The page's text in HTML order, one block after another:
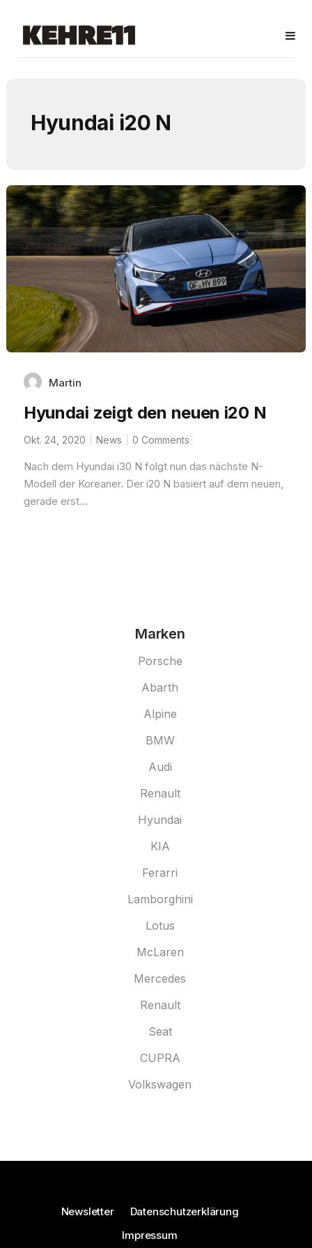
Hyundai i20 N
Martin
Hyundai zeigt den neuen i20 N
Okt. 24, 2020 News 0 Comments
Nach dem Hyundai i30 N folgt nun das nächste N-
Modell der Koreaner. Der i20 N basiert auf dem neuen,
gerade erst...
Marken
Porsche
Abarth
Alpine
BMW
Audi
Renault
Hyundai
KIA
Ferarri
Lamborghini
Lotus
McLaren
Mercedes
Renault
Seat
CUPRA
Volkswagen
Newsletter
Datenschutzerklärung
Impressum